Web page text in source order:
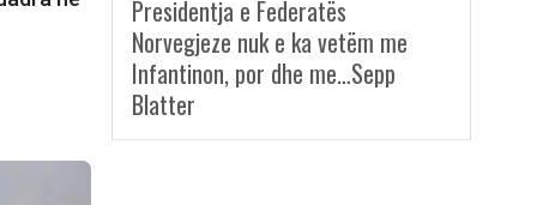
Presidentja e Federatës
Norvegjeze nuk e ka vetëm me
Infantinon, por dhe me…Sepp
Blatter